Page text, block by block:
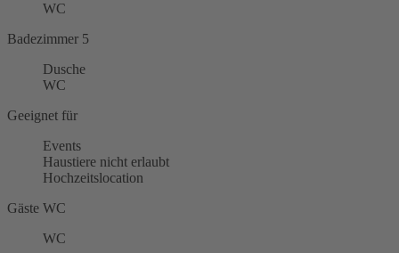
WC
Badezimmer 5
Dusche
WC
Geeignet für
Events
Haustiere nicht erlaubt
Hochzeitslocation
Gäste WC
WC